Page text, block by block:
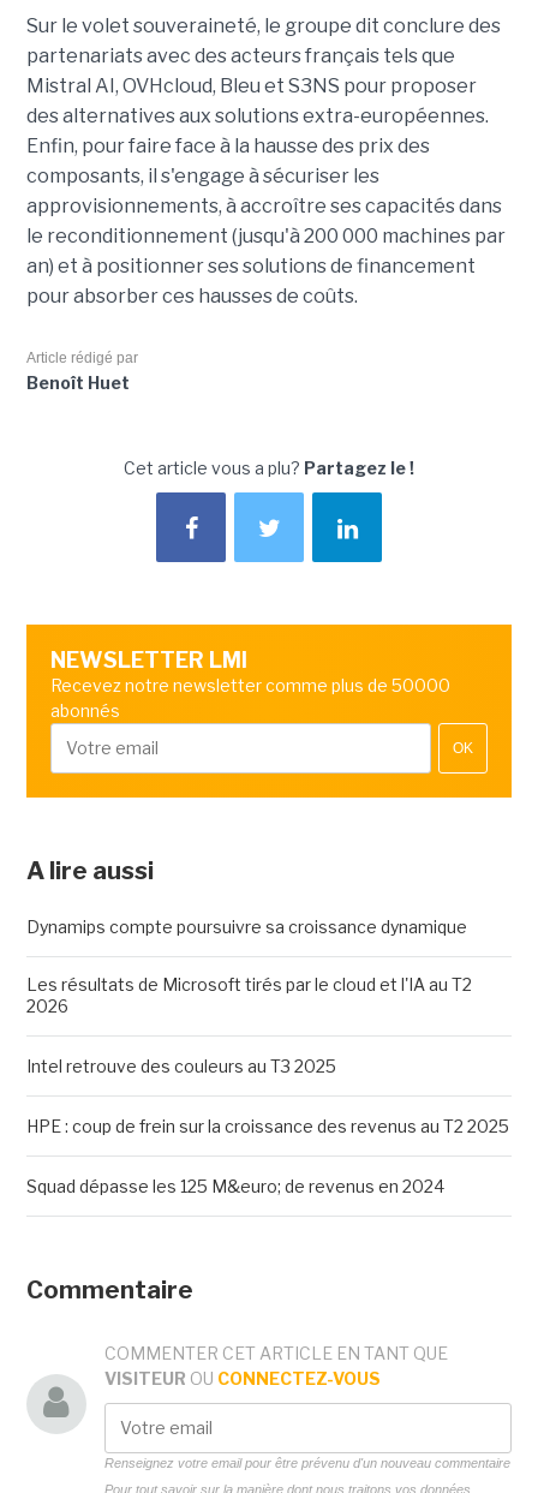
Sur le volet souveraineté, le groupe dit conclure des
partenariats avec des acteurs français tels que
Mistral AI, OVHcloud, Bleu et S3NS pour proposer
des alternatives aux solutions extra-européennes.
Enfin, pour faire face à la hausse des prix des
composants, il s'engage à sécuriser les
approvisionnements, à accroître ses capacités dans
le reconditionnement (jusqu'à 200 000 machines par
an) et à positionner ses solutions de financement
pour absorber ces hausses de coûts.
Article rédigé par
Benoît Huet
Cet article vous a plu? Partagez le !
NEWSLETTER LMI
Recevez notre newsletter comme plus de 50000
abonnés
OK
A lire aussi
Dynamips compte poursuivre sa croissance dynamique
Les résultats de Microsoft tirés par le cloud et l'IA au T2
2026
Intel retrouve des couleurs au T3 2025
HPE : coup de frein sur la croissance des revenus au T2 2025
Squad dépasse les 125 M&euro; de revenus en 2024
Commentaire
COMMENTER CET ARTICLE EN TANT QUE
VISITEUR OU CONNECTEZ-VOUS
Renseignez votre email pour être prévenu d'un nouveau commentaire
Pour tout savoir sur la manière dont nous traitons vos données